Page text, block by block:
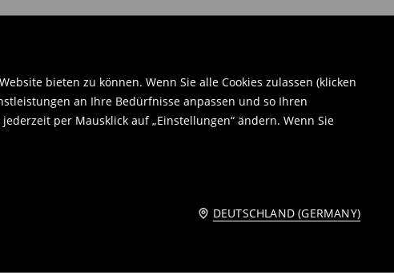
bieten zu können. Wenn Sie alle Cookies zulassen (klicken
an Ihre Bedürfnisse anpassen und so Ihren
per Mausklick auf „Einstellungen“ ändern. Wenn Sie
DEUTSCHLAND (GERMANY)